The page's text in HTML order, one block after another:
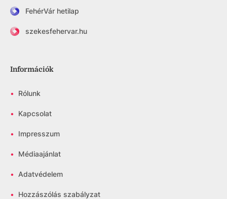
FehérVár hetilap
szekesfehervar.hu
Információk
• Rólunk
• Kapcsolat
• Impresszum
• Médiaajánlat
• Adatvédelem
• Hozzászólás szabályzat